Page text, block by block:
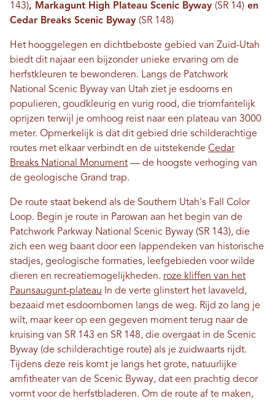
143), Markagunt High Plateau Scenic Byway (SR 14) en
Cedar Breaks Scenic Byway (SR 148)
Het hooggelegen en dichtbeboste gebied van Zuid-Utah
biedt dit najaar een bijzonder unieke ervaring om de
herfstkleuren te bewonderen. Langs de Patchwork
National Scenic Byway van Utah ziet je esdoorns en
populieren, goudkleurig en vurig rood, die triomfantelijk
oprijzen terwijl je omhoog reist naar een plateau van 3000
meter. Opmerkelijk is dat dit gebied drie schilderachtige
routes met elkaar verbindt en de uitstekende Cedar
Breaks National Monument — de hoogste verhoging van
de geologische Grand trap.
De route staat bekend als de Southern Utah's Fall Color
Loop. Begin je route in Parowan aan het begin van de
Patchwork Parkway National Scenic Byway (SR 143), die
zich een weg baant door een lappendeken van historische
stadjes, geologische formaties, leefgebieden voor wilde
dieren en recreatiemogelijkheden. roze kliffen van het
Paunsaugunt-plateau In de verte glinstert het lavaveld,
bezaaid met esdoornbomen langs de weg. Rijd zo lang je
wilt, maar keer op een gegeven moment terug naar de
kruising van SR 143 en SR 148, die overgaat in de Scenic
Byway (de schilderachtige route) als je zuidwaarts rijdt.
Tijdens deze reis komt je langs het grote, natuurlijke
amfitheater van de Scenic Byway, dat een prachtig decor
vormt voor de herfstbladeren. Om de route af te maken,